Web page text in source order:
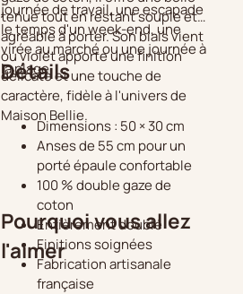
journée de travail, une escapade
le temps d'un week-end, une
virée au marché ou une journée à
la plage.
tenue tout en restant souple et
agréable à porter. Son biais vient
ou violet apporte une finition
délicate et une touche de
caractère, fidèle à l'univers de
Maison Bellie.
Détails
Dimensions : 50 × 30 cm
Anses de 55 cm pour un
porté épaule confortable
100 % double gaze de
coton
Entièrement doublé
Finitions soignées
Fabrication artisanale
française
Pourquoi vous allez
l'aimer